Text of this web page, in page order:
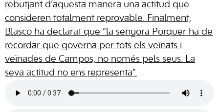
rebutjant d’aquesta manera una actitud que
consideren totalment reprovable. Finalment,
Blasco ha declarat que “la senyora Porquer ha de
recordar que governa per tots els veïnats i
veïnades de Campos, no només pels seus. La
seva actitud no ens representa”.